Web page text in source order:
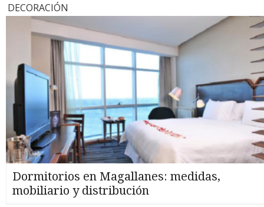
DECORACIÓN
Dormitorios en Magallanes: medidas,
mobiliario y distribución